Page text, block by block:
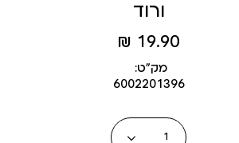
ורוד
מחיר
מוצר
19.90 ₪
מק״ט:
6002201396
כמות